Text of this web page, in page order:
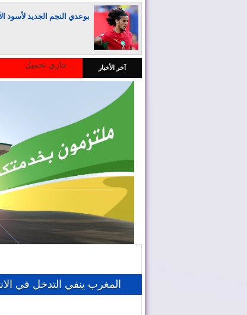
بوعدي النجم الجديد لأسود
المغرب يجذب كبار آخر الأخبار
المغرب ينفي التدخل في